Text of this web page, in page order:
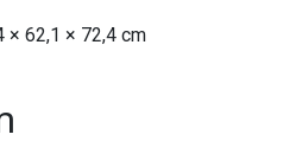
× 62,1 × 72,4 cm